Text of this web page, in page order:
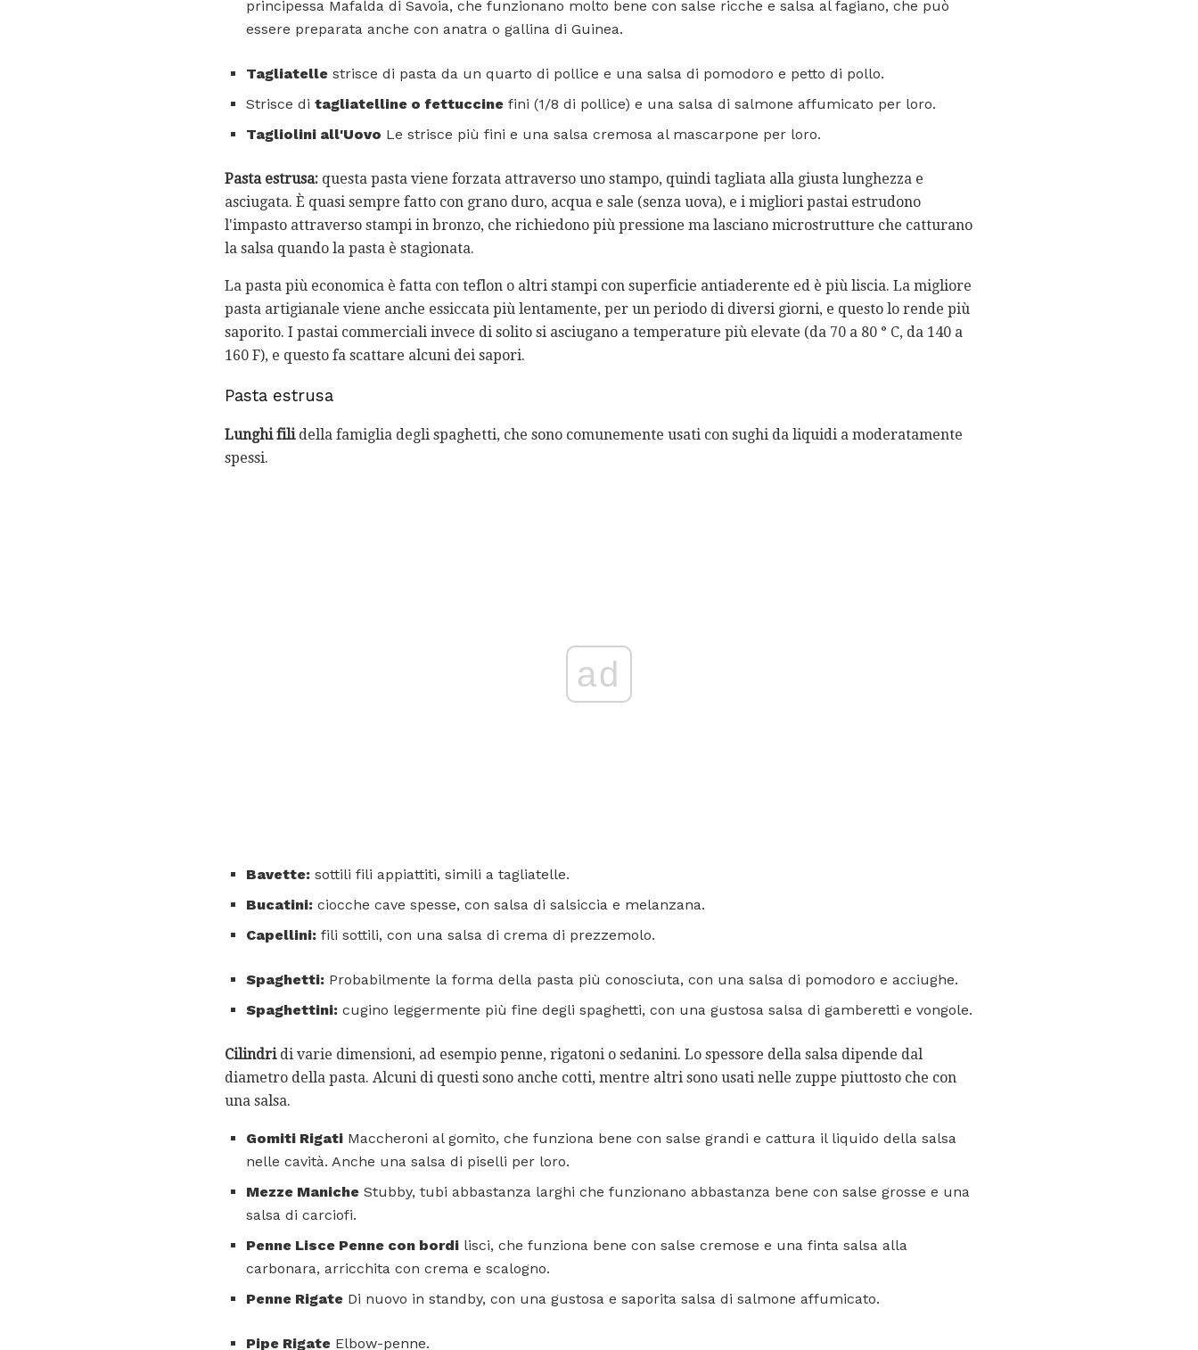
principessa Mafalda di Savoia, che funzionano molto bene con salse ricche e salsa al fagiano, che può
essere preparata anche con anatra o gallina di Guinea.
Tagliatelle strisce di pasta da un quarto di pollice e una salsa di pomodoro e petto di pollo.
Strisce di tagliatelline o fettuccine fini (1/8 di pollice) e una salsa di salmone affumicato per loro.
Tagliolini all'Uovo Le strisce più fini e una salsa cremosa al mascarpone per loro.
Pasta estrusa: questa pasta viene forzata attraverso uno stampo, quindi tagliata alla giusta lunghezza e
asciugata. È quasi sempre fatto con grano duro, acqua e sale (senza uova), e i migliori pastai estrudono
l'impasto attraverso stampi in bronzo, che richiedono più pressione ma lasciano microstrutture che catturano
la salsa quando la pasta è stagionata.
La pasta più economica è fatta con teflon o altri stampi con superficie antiaderente ed è più liscia. La migliore
pasta artigianale viene anche essiccata più lentamente, per un periodo di diversi giorni, e questo lo rende più
saporito. I pastai commerciali invece di solito si asciugano a temperature più elevate (da 70 a 80 ° C, da 140 a
160 F), e questo fa scattare alcuni dei sapori.
Pasta estrusa
Lunghi filidella famiglia degli spaghetti, che sono comunemente usati con sughi da liquidi a moderatamente
spessi.
ad
Bavette: sottili fili appiattiti, simili a tagliatelle.
Bucatini: ciocche cave spesse, con salsa di salsiccia e melanzana.
Capellini: fili sottili, con una salsa di crema di prezzemolo.
Spaghetti: Probabilmente la forma della pasta più conosciuta, con una salsa di pomodoro e acciughe.
Spaghettini: cugino leggermente più fine degli spaghetti, con una gustosa salsa di gamberetti e vongole.
Cilindridi varie dimensioni, ad esempio penne, rigatoni o sedanini. Lo spessore della salsa dipende dal
diametro della pasta. Alcuni di questi sono anche cotti, mentre altri sono usati nelle zuppe piuttosto che con
una salsa.
Gomiti Rigati Maccheroni al gomito, che funziona bene con salse grandi e cattura il liquido della salsa
nelle cavità. Anche una salsa di piselli per loro.
Mezze Maniche Stubby, tubi abbastanza larghi che funzionano abbastanza bene con salse grosse e una
salsa di carciofi.
Penne Lisce Penne con bordi lisci, che funziona bene con salse cremose e una finta salsa alla
carbonara, arricchita con crema e scalogno.
Penne Rigate Di nuovo in standby, con una gustosa e saporita salsa di salmone affumicato.
Pipe Rigate Elbow-penne.